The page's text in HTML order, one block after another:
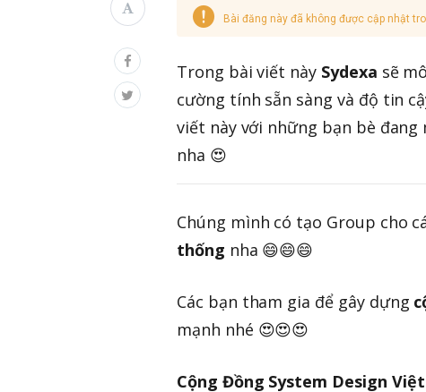
Bài đăng này đã không được cập nhật
Trong bài viết này Sydexa sẽ
cường tính sẵn sàng và độ tin
viết này với những bạn bè đang
nha 😍
Chúng mình có tạo Group cho
thống nha 😄😄😄
Các bạn tham gia để gây dựng
mạnh nhé 😍😍😍
Cộng Đồng System Design